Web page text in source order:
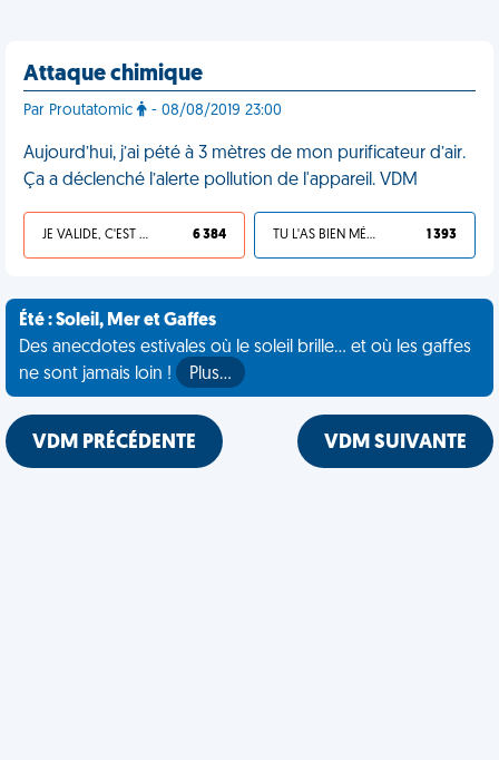
Attaque chimique
Par Proutatomic - 08/08/2019 23:00
Aujourd’hui, j’ai pété à 3 mètres de mon purificateur d’air.
Ça a déclenché l’alerte pollution de l'appareil. VDM
JE VALIDE, C'EST UNE VDM 6 384 TU L'AS BIEN MÉRITÉ 1 393
Été : Soleil, Mer et Gaffes
Des anecdotes estivales où le soleil brille... et où les gaffes
ne sont jamais loin !
Plus…
VDM PRÉCÉDENTE VDM SUIVANTE